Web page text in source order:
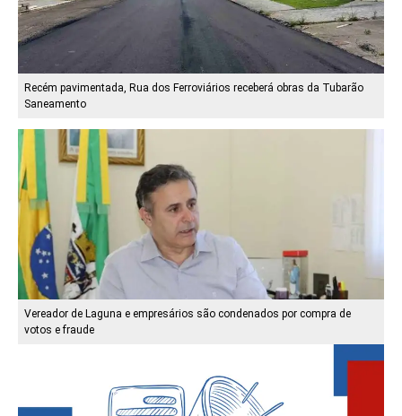
Recém pavimentada, Rua dos Ferroviários receberá obras da Tubarão
Saneamento
Vereador de Laguna e empresários são condenados por compra de
votos e fraude